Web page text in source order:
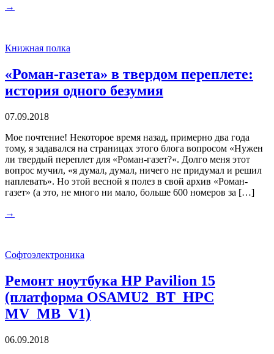
→
Книжная полка
«Роман-газета» в твердом переплете:
история одного безумия
07.09.2018
Мое почтение! Некоторое время назад, примерно два года
тому, я задавался на страницах этого блога вопросом «Нужен
ли твердый переплет для «Роман-газет?«. Долго меня этот
вопрос мучил, «я думал, думал, ничего не придумал и решил
наплевать». Но этой весной я полез в свой архив «Роман-
газет» (а это, не много ни мало, больше 600 номеров за […]
→
Софтоэлектроника
Ремонт ноутбука HP Pavilion 15
(платформа OSAMU2_BT_HPC
MV_MB_V1)
06.09.2018